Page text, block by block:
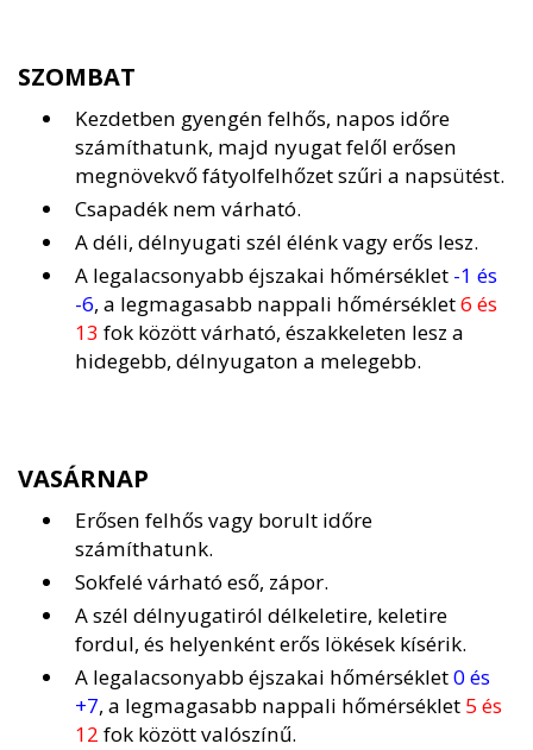
SZOMBAT
Kezdetben gyengén felhős, napos időre
számíthatunk, majd nyugat felől erősen
megnövekvő fátyolfelhőzet szűri a napsütést.
Csapadék nem várható.
A déli, délnyugati szél élénk vagy erős lesz.
A legalacsonyabb éjszakai hőmérséklet -1 és
-6, a legmagasabb nappali hőmérséklet6 és
13 fok között várható, északkeleten lesz a
hidegebb, délnyugaton a melegebb.
VASÁRNAP
Erősen felhős vagy borult időre
számíthatunk.
Sokfelé várható eső, zápor.
A szél délnyugatiról délkeletire, keletire
fordul, és helyenként erős lökések kísérik.
A legalacsonyabb éjszakai hőmérséklet0 és
+7, a legmagasabb nappali hőmérséklet 5 és
12 fok között valószínű.